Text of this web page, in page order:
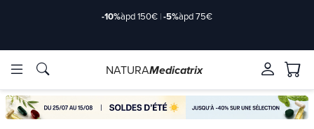
ingrediënten Merken
-10%àpd 150€ |-5%àpd 75€
ingrediënten Merken
NATURAMedicatrix